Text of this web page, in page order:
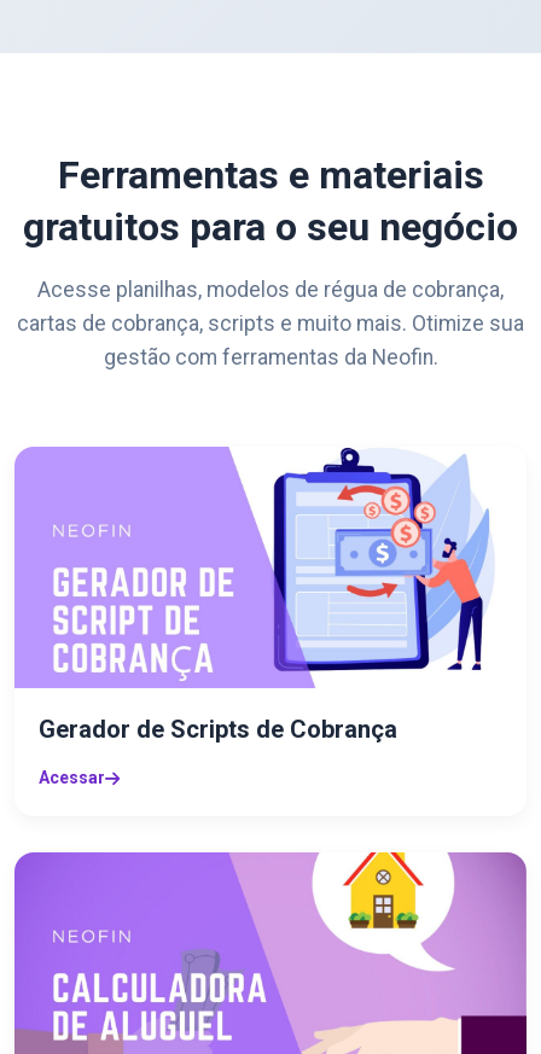
Ferramentas e materiais
gratuitos para o seu negócio
Acesse planilhas, modelos de régua de cobrança,
cartas de cobrança, scripts e muito mais. Otimize sua
gestão com ferramentas da Neofin.
Gerador de Scripts de Cobrança
Acessar